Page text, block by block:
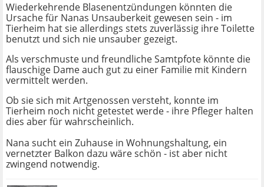
Wiederkehrende Blasenentzündungen könnten die
Ursache für Nanas Unsauberkeit gewesen sein - im
Tierheim hat sie allerdings stets zuverlässig ihre Toilette
benutzt und sich nie unsauber gezeigt.
Als verschmuste und freundliche Samtpfote könnte die
flauschige Dame auch gut zu einer Familie mit Kindern
vermittelt werden.
Ob sie sich mit Artgenossen versteht, konnte im
Tierheim noch nicht getestet werde - ihre Pfleger halten
dies aber für wahrscheinlich.
Nana sucht ein Zuhause in Wohnungshaltung, ein
vernetzter Balkon dazu wäre schön - ist aber nicht
zwingend notwendig.